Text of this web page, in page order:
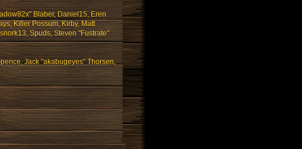
Blaber, Daniel15, Eren
Killer Possum, Kirby, Matt
Spuds, Steven "Fustrate"
Jack "akabugeyes" Thorsen,